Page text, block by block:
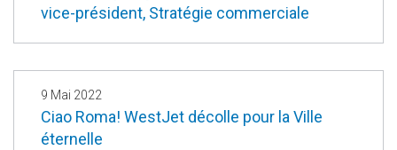
vice-président, Stratégie commerciale
9 Mai 2022
Ciao Roma! WestJet décolle pour la Ville
éternelle